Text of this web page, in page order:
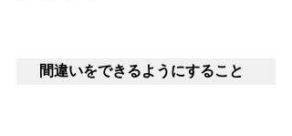
間違いをできるようにすること